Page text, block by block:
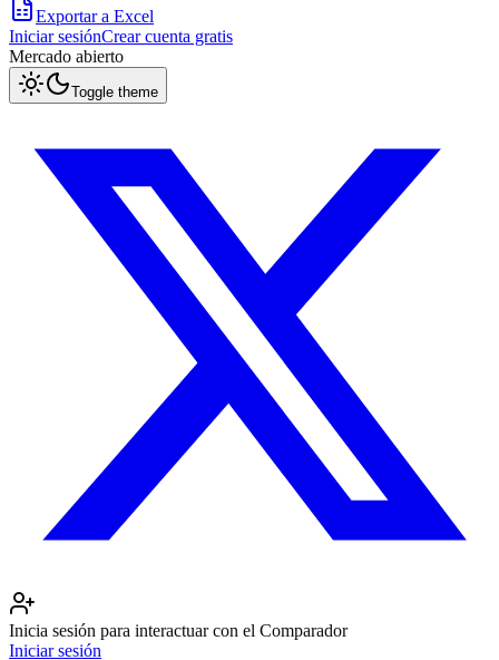
Exportar a Excel
Iniciar sesiónCrear cuenta gratis
Mercado abierto
Toggle theme
Inicia sesión para interactuar con el Comparador
Iniciar sesión